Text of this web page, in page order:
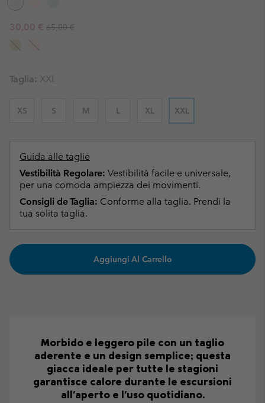
Sale price:
30,00 € Regular price:
65,00 €
Taglia: XXL
XS S M L XL XXL
Guida alle taglie
Vestibilità Regolare: Vestibilità facile e universale,
per una comoda ampiezza dei movimenti.
Consigli de Taglia: Conforme alla taglia. Prendi la
tua solita taglia.
Aggiungi Al Carrello
Morbido e leggero pile con un taglio
aderente e un design semplice; questa
giacca ideale per tutte le stagioni
garantisce calore durante le escursioni
all'aperto e l'uso quotidiano.